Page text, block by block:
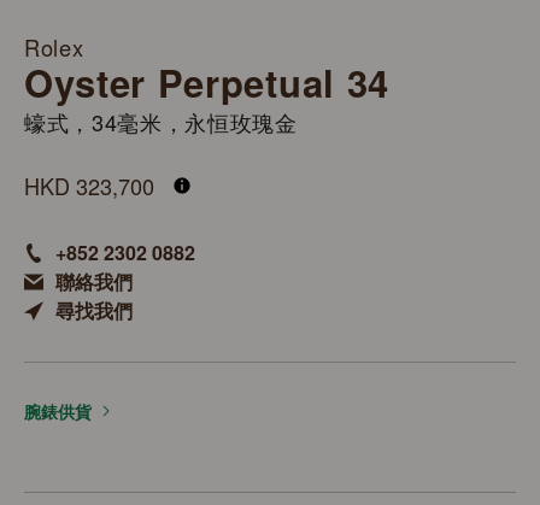
Rolex
Oyster Perpetual 34
蠔式，34毫米，永恒玫瑰金
HKD 323,700
+852 2302 0882
聯絡我們
尋找我們
腕錶供貨